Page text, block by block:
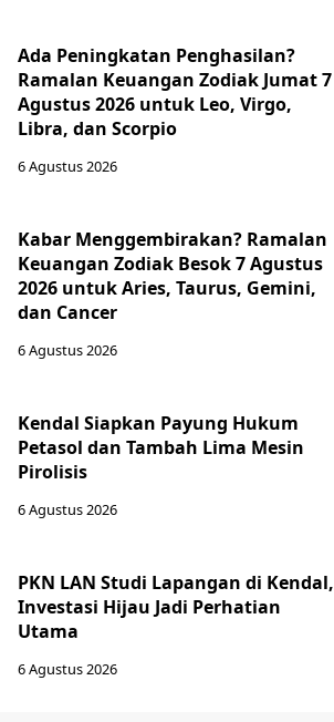
Ada Peningkatan Penghasilan?
Ramalan Keuangan Zodiak Jumat 7
Agustus 2026 untuk Leo, Virgo,
Libra, dan Scorpio
6 Agustus 2026
Kabar Menggembirakan? Ramalan
Keuangan Zodiak Besok 7 Agustus
2026 untuk Aries, Taurus, Gemini,
dan Cancer
6 Agustus 2026
Kendal Siapkan Payung Hukum
Petasol dan Tambah Lima Mesin
Pirolisis
6 Agustus 2026
PKN LAN Studi Lapangan di Kendal,
Investasi Hijau Jadi Perhatian
Utama
6 Agustus 2026